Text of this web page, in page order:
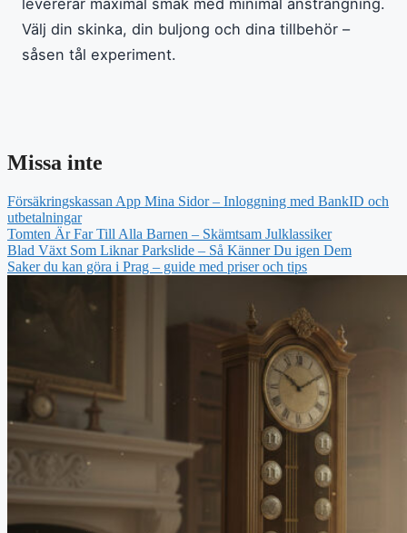
Välj din skinka, din buljong och dina tillbehör –
såsen tål experiment.
Missa inte
Försäkringskassan App Mina Sidor – Inloggning med BankID och
utbetalningar
Tomten Är Far Till Alla Barnen – Skämtsam Julklassiker
Blad Växt Som Liknar Parkslide – Så Känner Du igen Dem
Saker du kan göra i Prag – guide med priser och tips